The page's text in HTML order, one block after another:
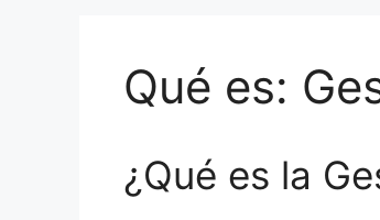
Qué es:
¿Qué es la